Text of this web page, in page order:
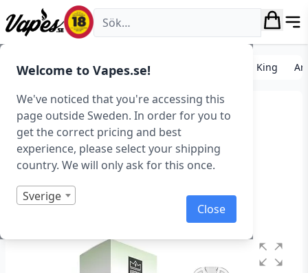
Welcome to Vapes.se!
We've noticed that you're accessing this
page outside Sweden. In order for you to
get the correct pricing and best
experience, please select your shipping
country. We will only ask for this once.
Sverige
Close
Vapes.se
E-cigarett startkit/paket Engångs vape Aroma King
Aroma King – Gem Bar –
Sour Apple (20 mg,
Disposable)
Art.nr: 41998
Slut i lager